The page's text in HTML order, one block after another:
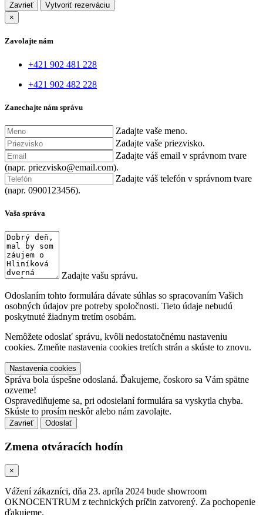
Zavrieť
×
Zavolajte nám
+421 902 481 228
+421 902 482 228
Zanechajte nám správu
Zadajte vaše meno.
Zadajte vaše priezvisko.
Zadajte váš email v správnom tvare
(napr. priezvisko@email.com).
Zadajte váš telefón v správnom tvare
(napr. 0900123456).
Vaša správa
Zadajte vašu správu.
Odoslaním tohto formulára dávate súhlas so spracovaním Vašich
osobných údajov pre potreby spoločnosti. Tieto údaje nebudú
poskytnuté žiadnym tretím osobám.
Nemôžete odoslať správu, kvôli nedostatočnému nastaveniu
cookies. Zmeňte nastavenia cookies tretích strán a skúste to znovu.
Nastavenia cookies
Správa bola úspešne odoslaná. Ďakujeme, čoskoro sa Vám spätne
ozveme!
Ospravedlňujeme sa, pri odosielaní formulára sa vyskytla chyba.
Skúste to prosím neskôr alebo nám zavolajte.
Zavrieť
Zmena otváracích hodín
×
Vážení zákazníci, dňa 23. apríla 2024 bude showroom
OKNOCENTRUM z technických príčin zatvorený. Za pochopenie
ďakujeme.